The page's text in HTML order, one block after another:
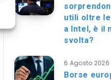
utili oltre
a Intel, è il
svolta?
6 Agosto 2026
Borse